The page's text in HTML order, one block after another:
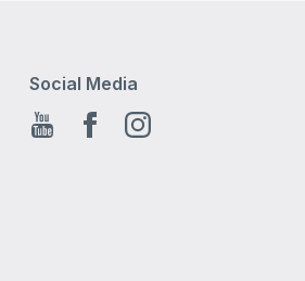
Social Media